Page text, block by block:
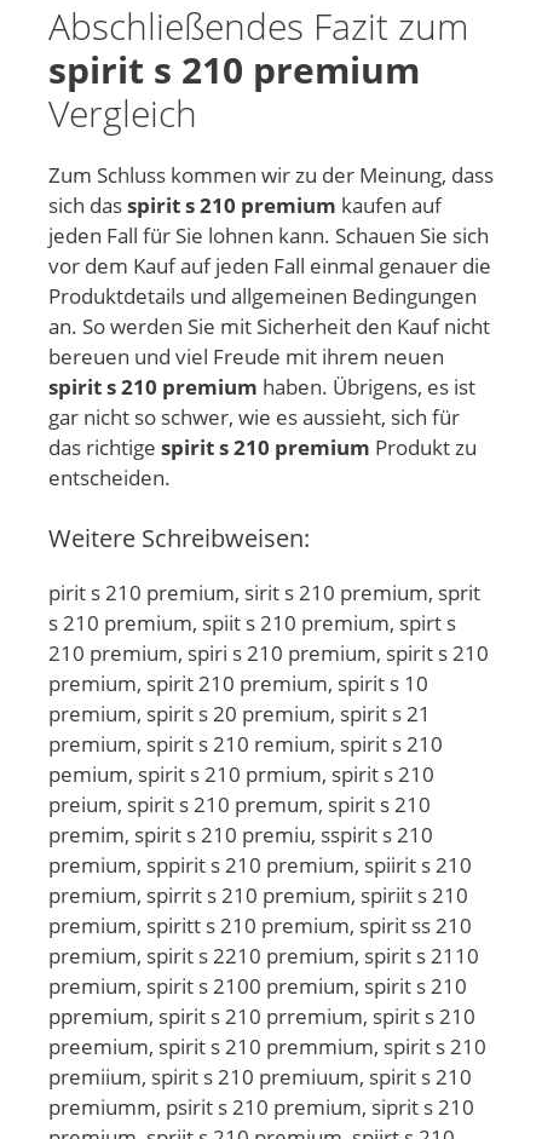
Abschließendes Fazit zum
spirit s 210 premium
Vergleich
Zum Schluss kommen wir zu der Meinung, dass
sich dasspirit s 210 premium kaufen auf
jeden Fall für Sie lohnen kann. Schauen Sie sich
vor dem Kauf auf jeden Fall einmal genauer die
Produktdetails und allgemeinen Bedingungen
an. So werden Sie mit Sicherheit den Kauf nicht
bereuen und viel Freude mit ihrem neuen
spirit s 210 premium haben. Übrigens, es ist
gar nicht so schwer, wie es aussieht, sich für
das richtige spirit s 210 premium Produkt zu
entscheiden.
Weitere Schreibweisen:
pirit s 210 premium, sirit s 210 premium, sprit
s 210 premium, spiit s 210 premium, spirt s
210 premium, spiri s 210 premium, spirit s 210
premium, spirit 210 premium, spirit s 10
premium, spirit s 20 premium, spirit s 21
premium, spirit s 210 remium, spirit s 210
pemium, spirit s 210 prmium, spirit s 210
preium, spirit s 210 premum, spirit s 210
premim, spirit s 210 premiu, sspirit s 210
premium, sppirit s 210 premium, spiirit s 210
premium, spirrit s 210 premium, spiriit s 210
premium, spiritt s 210 premium, spirit ss 210
premium, spirit s 2210 premium, spirit s 2110
premium, spirit s 2100 premium, spirit s 210
ppremium, spirit s 210 prremium, spirit s 210
preemium, spirit s 210 premmium, spirit s 210
premiium, spirit s 210 premiuum, spirit s 210
premiumm, psirit s 210 premium, siprit s 210